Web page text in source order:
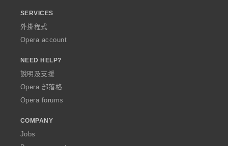
SERVICES
外掛程式
Opera account
NEED HELP?
說明及支援
Opera 部落格
Opera forums
COMPANY
Jobs